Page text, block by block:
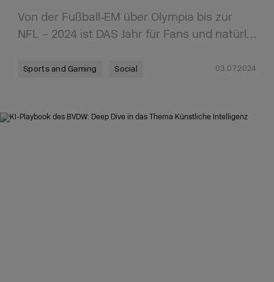
Von der Fußball‑EM über Olympia bis zur
NFL – 2024 ist DAS Jahr für Fans und natürl…
Sports and Gaming Social 03.07.2024